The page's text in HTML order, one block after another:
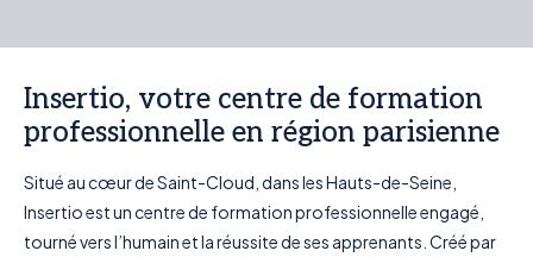
Insertio, votre centre de formation
professionnelle en région parisienne
Situé au cœur de Saint-Cloud, dans les Hauts-de-Seine,
Insertio est un centre de formation professionnelle engagé,
tourné vers l’humain et la réussite de ses apprenants. Créé par